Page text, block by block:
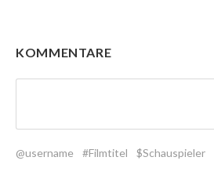
KOMMENTARE
@username #Filmtitel $Schauspieler